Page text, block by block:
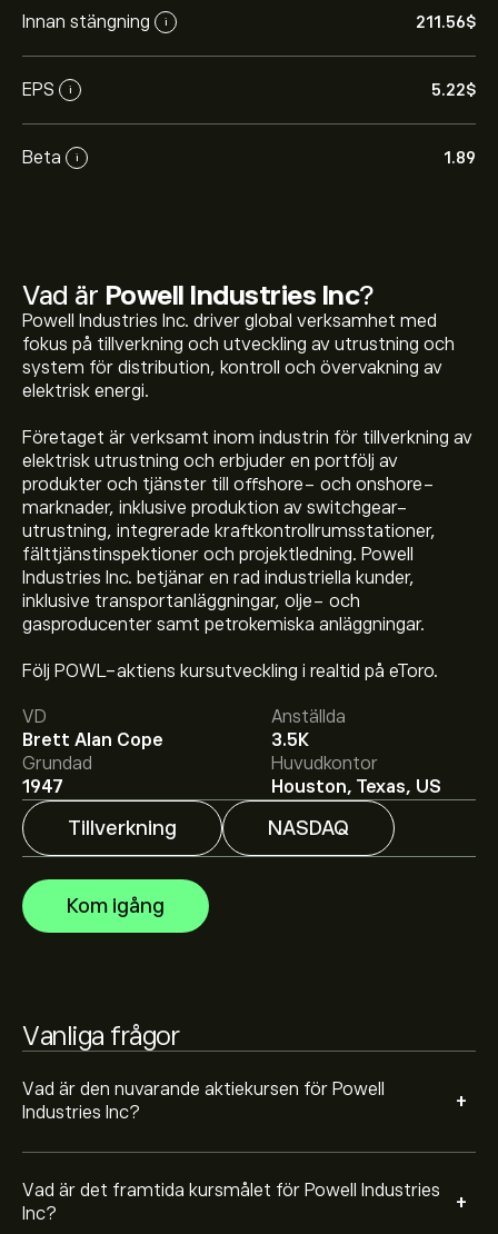
Innan stängning i 211.56‎$‎
EPS i 5.22‎$‎
Beta i 1.89
Vad är Powell Industries Inc?
Powell Industries Inc. driver global verksamhet med
fokus på tillverkning och utveckling av utrustning och
system för distribution, kontroll och övervakning av
elektrisk energi.
Företaget är verksamt inom industrin för tillverkning av
elektrisk utrustning och erbjuder en portfölj av
produkter och tjänster till offshore- och onshore-
marknader, inklusive produktion av switchgear-
utrustning, integrerade kraftkontrollrumsstationer,
fälttjänstinspektioner och projektledning. Powell
Industries Inc. betjänar en rad industriella kunder,
inklusive transportanläggningar, olje- och
gasproducenter samt petrokemiska anläggningar.
Följ POWL-aktiens kursutveckling i realtid på eToro.
VD
Brett Alan Cope
Anställda
3.5K
Grundad
1947
Huvudkontor
Houston, Texas, US
Tillverkning NASDAQ
Kom igång
Vanliga frågor
Vad är den nuvarande aktiekursen för Powell
Industries Inc?
+
Aktiekursen live för POWL är 211.56‎$‎.
Vad är det framtida kursmålet för Powell Industries
Inc?
+
Det genomsnittliga kursmålet för Powell Industries Inc
är 211.56‎$‎.
hos eToro för att få
detaljerade prisprognoser och kursmål från
framstående aktieanalytiker.
Aktieanalytiker erbjuder prisprognoser för Powell
Industries Inc baserat på marknadstrender, finansiella
rapporter och förväntad tillväxt. Se den senaste
prognosen för framtida prisrörelser.
Börsvärdet för Powell Industries Inc är 7.71B‎$‎
Baserat på rekommendationer från 2 analytiker för
POWL de senaste 3 månaderna är den övergripande